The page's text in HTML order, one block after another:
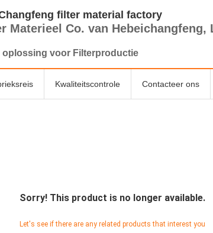
filter material factory
Materieel Co. van Hebeichangfeng,
oplossing voor Filterproductie
Kwaliteitscontrole Contacteer ons
Sorry! This product is no longer available.
Let's see if there are any related products that interest you